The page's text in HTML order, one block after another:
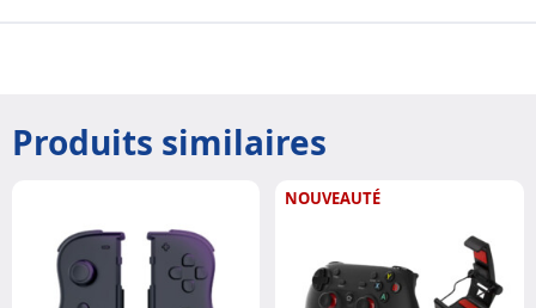
Produits similaires
NOUVEAUTÉ